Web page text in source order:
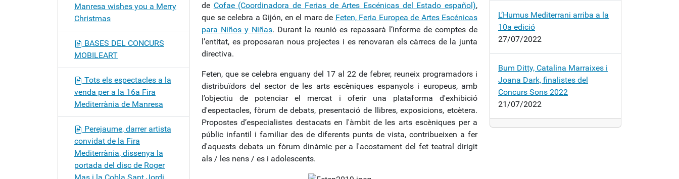
de Cofae (Coordinadora de Ferias de Artes Escénicas del Estado español),
que se celebra a Gijón, en el marc de Feten, Feria Europea de Artes Escénicas
para Niños y Niñas. Durant la reunió es repassarà l’informe de comptes de
l’entitat, es proposaran nous projectes i es renovaran els càrrecs de la junta
directiva.
Feten, que se celebra enguany del 17 al 22 de febrer, reuneix programadors i
distribuïdors del sector de les arts escèniques espanyols i europeus, amb
l’objectiu de potenciar el mercat i oferir una plataforma d'exhibició
d'espectacles, fòrum de debats, presentació de llibres, exposicions, etcètera.
Propostes d’especialistes destacats en l'àmbit de les arts escèniques per a
públic infantil i familiar des de diferents punts de vista, contribueixen a fer
d'aquests debats un fòrum dinàmic per a l'acostament del fet teatral dirigit
als / les nens / es i adolescents.
Manresa wishes you a Merry
Christmas
BASES DEL CONCURS
MOBILEART
Tots els espectacles a la
venda per a la 16a Fira
Mediterrània de Manresa
Perejaume, darrer artista
convidat de la Fira
Mediterrània, dissenya la
portada del disc de Roger
L’Humus Mediterrani arriba a la
10a edició
27/07/2022
Bum Ditty, Catalina Marraixes i
Joana Dark, finalistes del
Concurs Sons 2022
21/07/2022